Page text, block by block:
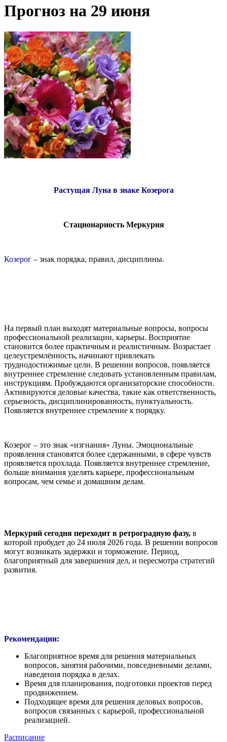
Прогноз на 29 июня
Растущая Луна в знаке Козерога
Стационарность Меркурия
Козерог – знак порядка, правил, дисциплины.
На первый план выходят материальные вопросы, вопросы
профессиональной реализации, карьеры. Восприятие
становится более практичным и реалистичным. Возрастает
целеустремлённость, начинают привлекать
труднодостижимые цели. В решении вопросов, появляется
внутреннее стремление следовать установленным правилам,
инструкциям. Пробуждаются организаторские способности.
Активируются деловые качества, такие как ответственность,
серьезность, дисциплинированность, пунктуальность.
Появляется внутреннее стремление к порядку.
Козерог – это знак «изгнания» Луны. Эмоциональные
проявления становятся более сдержанными, в сфере чувств
проявляется прохлада. Появляется внутреннее стремление,
больше внимания уделять карьере, профессиональным
вопросам, чем семье и домашним делам.
Меркурий сегодня переходит в ретроградную фазу, в
которой пробудет до 24 июля 2026 года. В решении вопросов
могут возникать задержки и торможение. Период,
благоприятный для завершения дел, и пересмотра стратегий
развития.
Рекомендации:
Благоприятное время для решения материальных
вопросов, занятия рабочими, повседневными делами,
наведения порядка в делах.
Время для планирования, подготовки проектов перед
продвижением.
Подходящее время для решения деловых вопросов,
вопросов связанных с карьерой, профессиональной
реализацией.
Расписание